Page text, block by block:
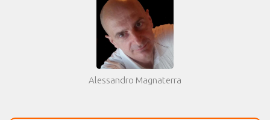
Alessandro Magnaterra